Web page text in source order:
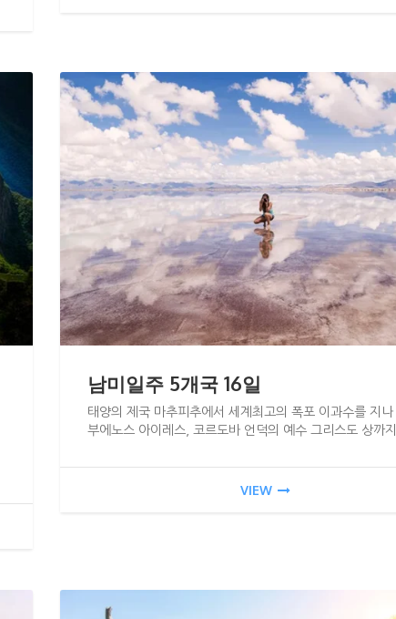
남미일주 5개국 16일
태양의 제국 마추피추에서 세계최고의 폭포 이과수를 지나
부에노스 아이레스, 코르도바 언덕의 예수 그리스도 상까
VIEW